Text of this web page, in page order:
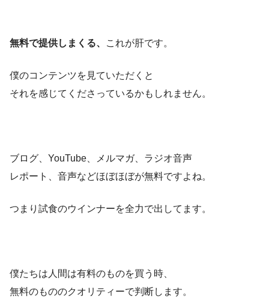
無料で提供しまくる、 これが肝です。
僕のコンテンツを見ていただくと
それを感じてくださっているかもしれません。
ブログ、YouTube、メルマガ、ラジオ音声
レポート、音声などほぼほぼが無料ですよね。
つまり試食のウインナーを全力で出してます。
僕たちは人間は有料のものを買う時、
無料のもののクオリティーで判断します。